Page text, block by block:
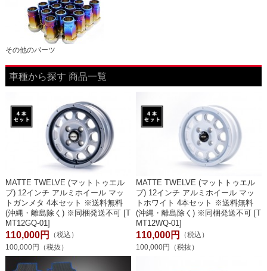
その他のパーツ
車種から探す 商品一覧
MATTE TWELVE (マットトゥエル
ブ) 12インチ アルミホイール マッ
トガンメタ 4本セット ※送料無料
(沖縄・離島除く) ※同梱発送不可 [T
MT12GQ-01]
110,000円
（税込）
100,000円（税抜）
MATTE TWELVE (マットトゥエル
ブ) 12インチ アルミホイール マッ
トホワイト 4本セット ※送料無料
(沖縄・離島除く) ※同梱発送不可 [T
MT12WQ-01]
110,000円
（税込）
100,000円（税抜）